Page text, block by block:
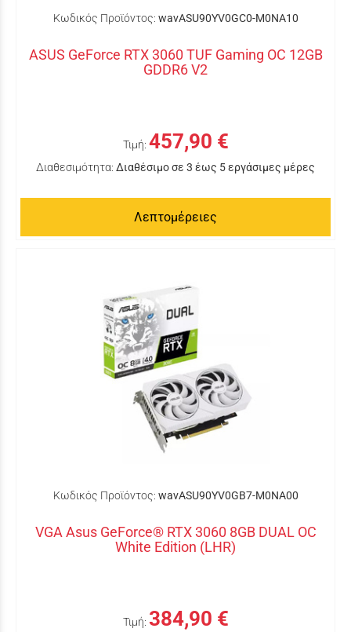
Κωδικός Προϊόντος: wavASU90YV0GC0-M0NA10
ASUS GeForce RTX 3060 TUF Gaming OC 12GB
GDDR6 V2
Τιμή: 457,90 €
Διαθεσιμότητα: Διαθέσιμο σε 3 έως 5 εργάσιμες μέρες
Λεπτομέρειες
Κωδικός Προϊόντος: wavASU90YV0GB7-M0NA00
VGA Asus GeForce® RTX 3060 8GB DUAL OC
White Edition (LHR)
Τιμή: 384,90 €